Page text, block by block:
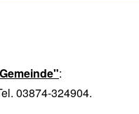
:
03874-324904.